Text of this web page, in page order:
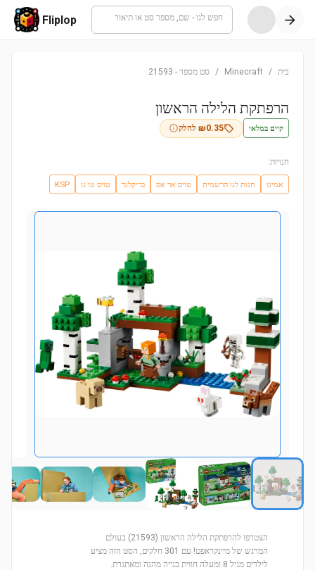
חפש לגו - שם, מספר סט או תיאור Fliplop
בית /
Minecraft
/ סט מספר -
21593
הרפתקת הלילה הראשון
קיים במלאי ₪0.35 לחלק
חנויות:
אמיגו חנות לגו הרשמית טויס אר אס בריקלנד טויס טו גו KSP
הצטרפו להרפתקת הלילה הראשון (21593) בעולם
המרגש של מיינקראפט! עם 301 חלקים, הסט הזה מציע
לילדים מגיל 8 ומעלה חווית בנייה מהנה ומאתגרת.